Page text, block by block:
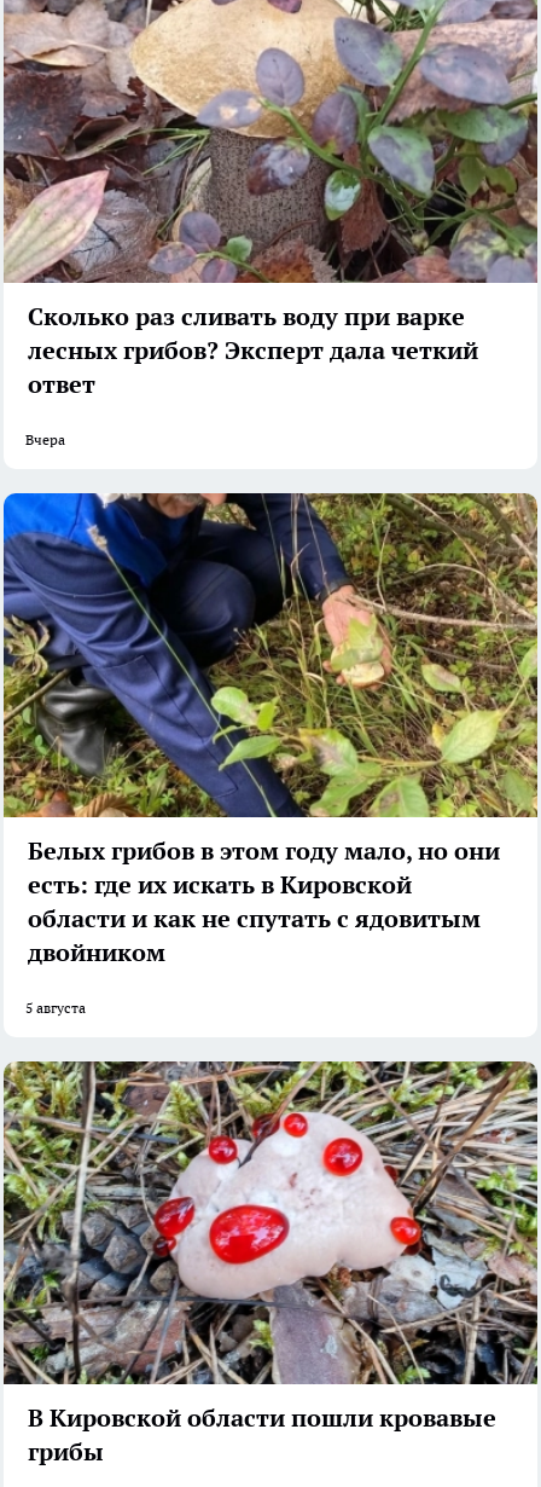
Сколько раз сливать воду при варке
лесных грибов? Эксперт дала четкий
ответ
Вчера
Белых грибов в этом году мало, но они
есть: где их искать в Кировской
области и как не спутать с ядовитым
двойником
5 августа
В Кировской области пошли кровавые
грибы